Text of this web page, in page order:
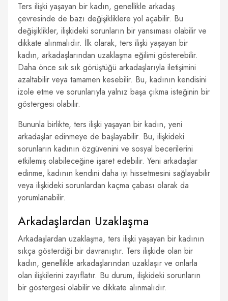
Ters ilişki yaşayan bir kadın, genellikle arkadaş
çevresinde de bazı değişikliklere yol açabilir. Bu
değişiklikler, ilişkideki sorunların bir yansıması olabilir ve
dikkate alınmalıdır. İlk olarak, ters ilişki yaşayan bir
kadın, arkadaşlarından uzaklaşma eğilimi gösterebilir.
Daha önce sık sık görüştüğü arkadaşlarıyla iletişimini
azaltabilir veya tamamen kesebilir. Bu, kadının kendisini
izole etme ve sorunlarıyla yalnız başa çıkma isteğinin bir
göstergesi olabilir.
Bununla birlikte, ters ilişki yaşayan bir kadın, yeni
arkadaşlar edinmeye de başlayabilir. Bu, ilişkideki
sorunların kadının özgüvenini ve sosyal becerilerini
etkilemiş olabileceğine işaret edebilir. Yeni arkadaşlar
edinme, kadının kendini daha iyi hissetmesini sağlayabilir
veya ilişkideki sorunlardan kaçma çabası olarak da
yorumlanabilir.
Arkadaşlardan Uzaklaşma
Arkadaşlardan uzaklaşma, ters ilişki yaşayan bir kadının
sıkça gösterdiği bir davranıştır. Ters ilişkide olan bir
kadın, genellikle arkadaşlarından uzaklaşır ve onlarla
olan ilişkilerini zayıflatır. Bu durum, ilişkideki sorunların
bir göstergesi olabilir ve dikkate alınmalıdır.